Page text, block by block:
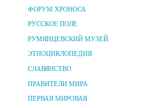
ФОРУМ ХРОНОСА
РУССКОЕ ПОЛЕ
РУМЯНЦЕВСКИЙ МУЗЕЙ
ЭТНОЦИКЛОПЕДИЯ
СЛАВЯНСТВО
ПРАВИТЕЛИ МИРА
ПЕРВАЯ МИРОВАЯ